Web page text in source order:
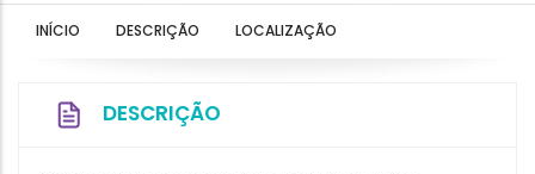
INÍCIO DESCRIÇÃO LOCALIZAÇÃO
DESCRIÇÃO